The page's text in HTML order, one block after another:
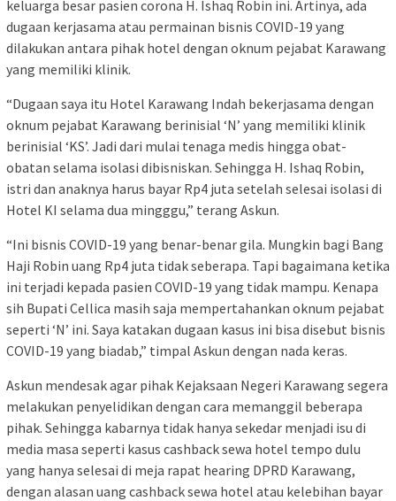
keluarga besar pasien corona H. Ishaq Robin ini. Artinya, ada
dugaan kerjasama atau permainan bisnis COVID-19 yang
dilakukan antara pihak hotel dengan oknum pejabat Karawang
yang memiliki klinik.
“Dugaan saya itu Hotel Karawang Indah bekerjasama dengan
oknum pejabat Karawang berinisial ‘N’ yang memiliki klinik
berinisial ‘KS’. Jadi dari mulai tenaga medis hingga obat-
obatan selama isolasi dibisniskan. Sehingga H. Ishaq Robin,
istri dan anaknya harus bayar Rp4 juta setelah selesai isolasi di
Hotel KI selama dua mingggu,” terang Askun.
“Ini bisnis COVID-19 yang benar-benar gila. Mungkin bagi Bang
Haji Robin uang Rp4 juta tidak seberapa. Tapi bagaimana ketika
ini terjadi kepada pasien COVID-19 yang tidak mampu. Kenapa
sih Bupati Cellica masih saja mempertahankan oknum pejabat
seperti ‘N’ ini. Saya katakan dugaan kasus ini bisa disebut bisnis
COVID-19 yang biadab,” timpal Askun dengan nada keras.
Askun mendesak agar pihak Kejaksaan Negeri Karawang segera
melakukan penyelidikan dengan cara memanggil beberapa
pihak. Sehingga kabarnya tidak hanya sekedar menjadi isu di
media masa seperti kasus cashback sewa hotel tempo dulu
yang hanya selesai di meja rapat hearing DPRD Karawang,
dengan alasan uang cashback sewa hotel atau kelebihan bayar